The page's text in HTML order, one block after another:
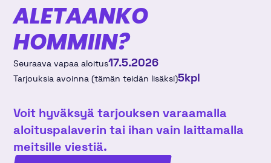
ALETAANKO
HOMMIIN?
Seuraava vapaa aloitus17.5.2026
Tarjouksia avoinna (tämän teidän lisäksi)5kpl
Voit hyväksyä tarjouksen varaamalla
aloituspalaverin tai ihan vain laittamalla
meitsille viestiä.